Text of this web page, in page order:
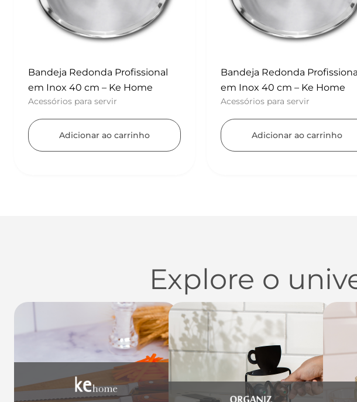
Bandeja Redonda Profissional
em Inox 40 cm – Ke Home
Acessórios para servir
Adicionar ao carrinho
Batedor de Ovos com
– Konfektt
UTENSÍLIOS
Adicionar ao carrinho
Explore o
Utensílios do Lar
Casa e
Organização